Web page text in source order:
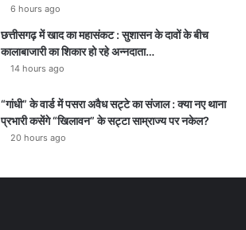
6 hours ago
छत्तीसगढ़ में खाद का महासंकट : सुशासन के दावों के बीच
कालाबाजारी का शिकार हो रहे अन्नदाता…
14 hours ago
“गांधी” के वार्ड में पसरा अवैध सट्टे का संजाल : क्या नए थाना
प्रभारी कसेंगे “खिलावन” के सट्टा साम्राज्य पर नकेल?
20 hours ago